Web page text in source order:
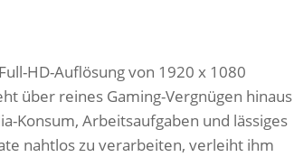
HD-Auflösung von 1920 x 1080
über reines Gaming-Vergnügen hinaus
Konsum, Arbeitsaufgaben und lässiges
nahtlos zu verarbeiten, verleiht ihm